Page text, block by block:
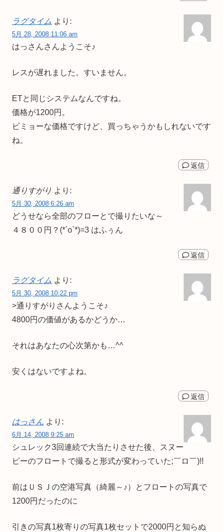
ラグタイム より:
5月 28, 2008 11:06 am
はっさんさんようこそ♪
レスが遅れました。すいません。
ETと同じシステムなんですね。
価格が1200円。
ビミョーな価格ですけど、買っちゃうかもしれないです
ね。
返信
通りすがり より:
5月 30, 2008 6:26 am
どうせなら全部のフローとで撮りたいな～
４８００円？(*´ο`*)=3 はふぅん
返信
ラグタイム より:
5月 30, 2008 10:22 pm
>通りすがりさんようこそ♪
4800円の価値があるかどうか…
それはあなたの心次第かも…^^
安くはないですよね。
返信
はっさん より:
6月 14, 2008 9:25 am
シュレック3回連続で大当たりさせた後、スヌー
ピーのフロートで撮ると形式が変わっていた;￣ロ￣)!!
前はＵＳＪの空港写真（綺麗～♪）とフロートの写真で
1200円だったのに
引きの写真1枚寄りの写真1枚セットで2000円と知らぬ